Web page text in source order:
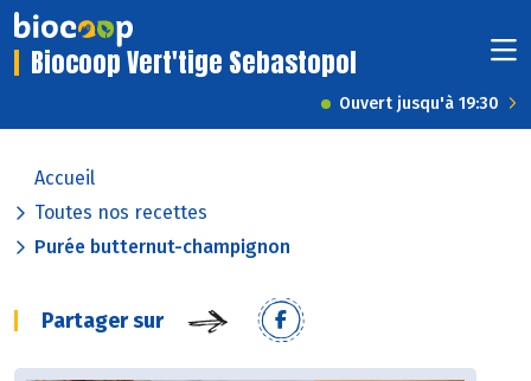
Biocoop Vert'tige Sebastopol
Ouvert jusqu'à 19:30
Accueil
Toutes nos recettes
Purée butternut-champignon
Partager sur